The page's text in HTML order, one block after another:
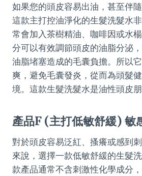
如果您的頭皮容易出油，甚至伴
這款主打控油淨化的生髮洗髮水
常會加入茶樹精油、咖啡因或水
分可以有效調節頭皮的油脂分泌
油脂堵塞造成的毛囊負擔。所以
爽，避免毛囊發炎，從而為頭髮
境。這款生髮洗髮水是油性頭皮朋
產品F (主打低敏舒緩) 敏
對於頭皮容易泛紅、搔癢或感到
來說，選擇一款低敏舒緩的生髮
款產品通常不含刺激性化學成分